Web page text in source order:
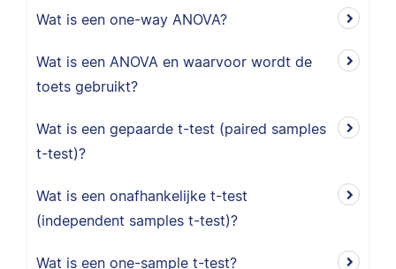
Wat is een one-way ANOVA?
Wat is een ANOVA en waarvoor wordt de
toets gebruikt?
Wat is een gepaarde t-test (paired samples
t-test)?
Wat is een onafhankelijke t-test
(independent samples t-test)?
Wat is een one-sample t-test?